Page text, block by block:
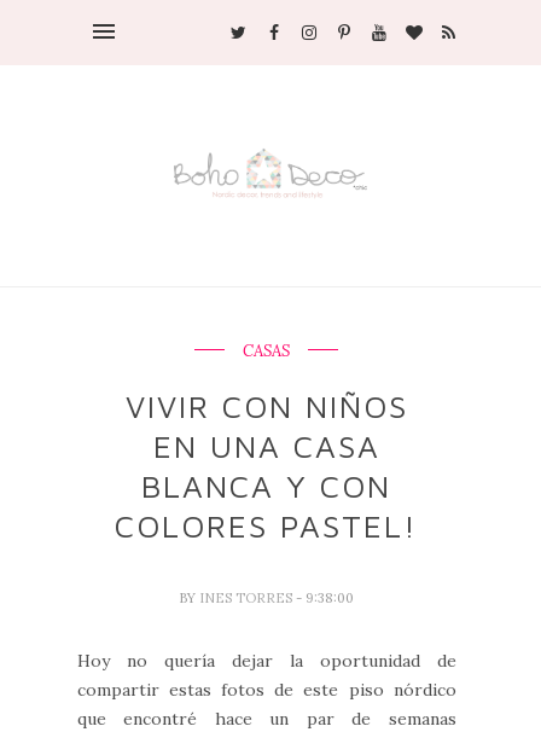
CASAS
VIVIR CON NIÑOS
EN UNA CASA
BLANCA Y CON
COLORES PASTEL!
BY INES TORRES - 9:38:00
Hoy no quería dejar la oportunidad de
compartir estas fotos de este piso nórdico
que encontré hace un par de semanas